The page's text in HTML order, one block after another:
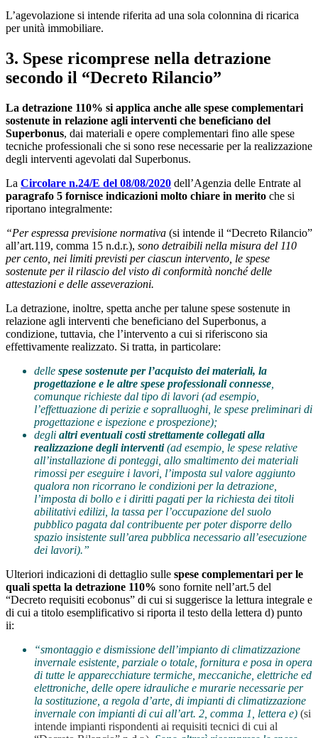
L’agevolazione si intende riferita ad una sola colonnina di ricarica
per unità immobiliare.
3. Spese ricomprese nella detrazione
secondo il “Decreto Rilancio”
La detrazione 110% si applica anche alle spese complementari
sostenute in relazione agli interventi che beneficiano del
Superbonus, dai materiali e opere complementari fino alle spese
tecniche professionali che si sono rese necessarie per la realizzazione
degli interventi agevolati dal Superbonus.
La Circolare n.24/E del 08/08/2020 dell’Agenzia delle Entrate al
paragrafo 5 fornisce indicazioni molto chiare in merito che si
riportano integralmente:
“Per espressa previsione normativa (si intende il “Decreto Rilancio”
all’art.119, comma 15 n.d.r.), sono detraibili nella misura del 110
per cento, nei limiti previsti per ciascun intervento, le spese
sostenute per il rilascio del visto di conformità nonché delle
attestazioni e delle asseverazioni.
La detrazione, inoltre, spetta anche per talune spese sostenute in
relazione agli interventi che beneficiano del Superbonus, a
condizione, tuttavia, che l’intervento a cui si riferiscono sia
effettivamente realizzato. Si tratta, in particolare:
delle spese sostenute per l’acquisto dei materiali, la
progettazione e le altre spese professionali connesse
comunque richieste dal tipo di lavori (ad esempio,
l’effettuazione di perizie e sopralluoghi, le spese preliminari di
progettazione e ispezione e prospezione);
degli altri eventuali costi strettamente collegati alla
realizzazione degli interventi(ad esempio, le spese relative
all’installazione di ponteggi, allo smaltimento dei materiali
rimossi per eseguire i lavori, l’imposta sul valore aggiunto
qualora non ricorrano le condizioni per la detrazione,
l’imposta di bollo e i diritti pagati per la richiesta dei titoli
abilitativi edilizi, la tassa per l’occupazione del suolo
pubblico pagata dal contribuente per poter disporre dello
spazio insistente sull’area pubblica necessario all’esecuzione
dei lavori).”
Ulteriori indicazioni di dettaglio sulle spese complementari per le
quali spetta la detrazione 110% sono fornite nell’art.5 del
“Decreto requisiti ecobonus” di cui si suggerisce la lettura integrale e
di cui a titolo esemplificativo si riporta il testo della lettera d) punto
ii:
“smontaggio e dismissione dell’impianto di climatizzazione
invernale esistente, parziale o totale, fornitura e posa in opera
di tutte le apparecchiature termiche, meccaniche, elettriche ed
elettroniche, delle opere idrauliche e murarie necessarie per
la sostituzione, a regola d’arte, di impianti di climatizzazione
invernale con impianti di cui all’art. 2, comma 1, lettera e) (si
intende impianti rispondenti ai requisiti tecnici di cui al